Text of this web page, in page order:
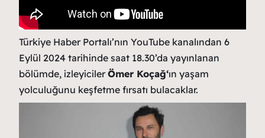
Türkiye Haber Portalı’nın YouTube kanalından 6
Eylül 2024 tarihinde saat 18.30’da yayınlanan
bölümde, izleyiciler Ömer Koçağ‘ın yaşam
yolculuğunu keşfetme fırsatı bulacaklar.